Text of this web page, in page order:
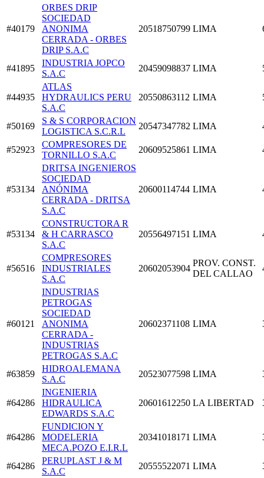
#40179
ORBES DRIP
SOCIEDAD
ANONIMA
CERRADA - ORBES
DRIP S.A.C
20518750799 LIMA
#41895
INDUSTRIA JOPCO
S.A.C
20459098837 LIMA
#44935
ATLAS
HYDRAULICS PERU
S.A.C
20550863112 LIMA
#50169
S & S CORPORACION
LOGISTICA S.C.R.L
20547347782 LIMA
#52923
COMPRESORES DE
TORNILLO S.A.C
20609525861 LIMA
#53134
DRITSA INGENIEROS
SOCIEDAD
ANÓNIMA
CERRADA - DRITSA
S.A.C
20600114744 LIMA
#53134
CONSTRUCTORA R
& H CARRASCO
S.A.C
20556497151 LIMA
#56516
COMPRESORES
INDUSTRIALES
S.A.C
20602053904
PROV. CONST.
DEL CALLAO
#60121
INDUSTRIAS
PETROGAS
SOCIEDAD
ANONIMA
CERRADA -
INDUSTRIAS
PETROGAS S.A.C
20602371108 LIMA
#63859
HIDROALEMANA
S.A.C
20523077598 LIMA
#64286
INGENIERIA
HIDRAULICA
EDWARDS S.A.C
20601612250 LA LIBERTAD
#64286
FUNDICION Y
MODELERIA
MECA.POZO E.I.R.L
20341018171 LIMA
#64286
PERUPLAST J & M
S.A.C
20555522071 LIMA